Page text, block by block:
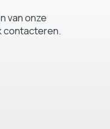
van onze
contacteren.